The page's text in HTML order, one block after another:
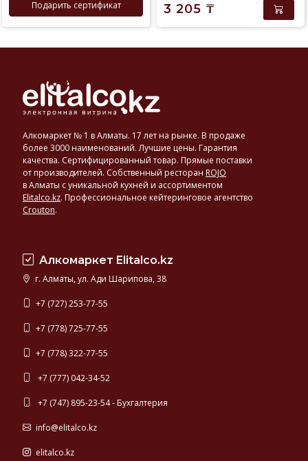
Подарить сертификат 3 205 ₸
Алкомаркет № 1 в Алматы. 17 лет на рынке. В продаже
более 3000 наименований. Лучшие цены. Гарантия
качества. Сертифицированный товар. Прямые поставки
от производителей. Собственный ресторан ROJO
в Алматы с уникальной кухней и ассортиментом
Elitalco.kz. Профессиональное кейтеринговое агентство
Crouton.
Алкомаркет Elitalco.kz
г. Алматы, ул. Ади Шарипова, 38
+7 (727) 253-77-55
+7 (778) 725-77-55
+7 (778) 322-77-55
+7 (777) 042-34-52
+7 (747) 895-23-54 - Бухгалтерия
info@elitalco.kz
elitalco.kz